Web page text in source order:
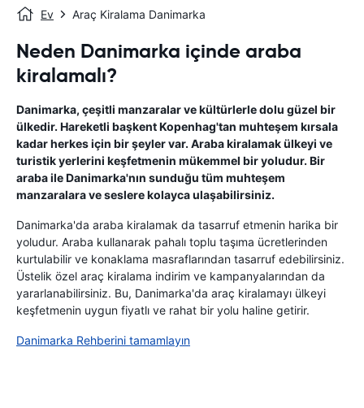
Ev Araç Kiralama Danimarka
Neden Danimarka içinde araba
kiralamalı?
Danimarka, çeşitli manzaralar ve kültürlerle dolu güzel bir
ülkedir. Hareketli başkent Kopenhag'tan muhteşem kırsala
kadar herkes için bir şeyler var. Araba kiralamak ülkeyi ve
turistik yerlerini keşfetmenin mükemmel bir yoludur. Bir
araba ile Danimarka'nın sunduğu tüm muhteşem
manzaralara ve seslere kolayca ulaşabilirsiniz.
Danimarka'da araba kiralamak da tasarruf etmenin harika bir
yoludur. Araba kullanarak pahalı toplu taşıma ücretlerinden
kurtulabilir ve konaklama masraflarından tasarruf edebilirsiniz.
Üstelik özel araç kiralama indirim ve kampanyalarından da
yararlanabilirsiniz. Bu, Danimarka'da araç kiralamayı ülkeyi
keşfetmenin uygun fiyatlı ve rahat bir yolu haline getirir.
Danimarka Rehberini tamamlayın